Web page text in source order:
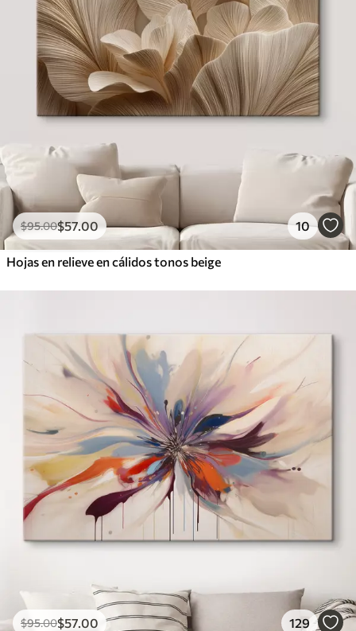
$95.00$57.00 10
Hojas en relieve en cálidos tonos beige
$95.00$57.00 129